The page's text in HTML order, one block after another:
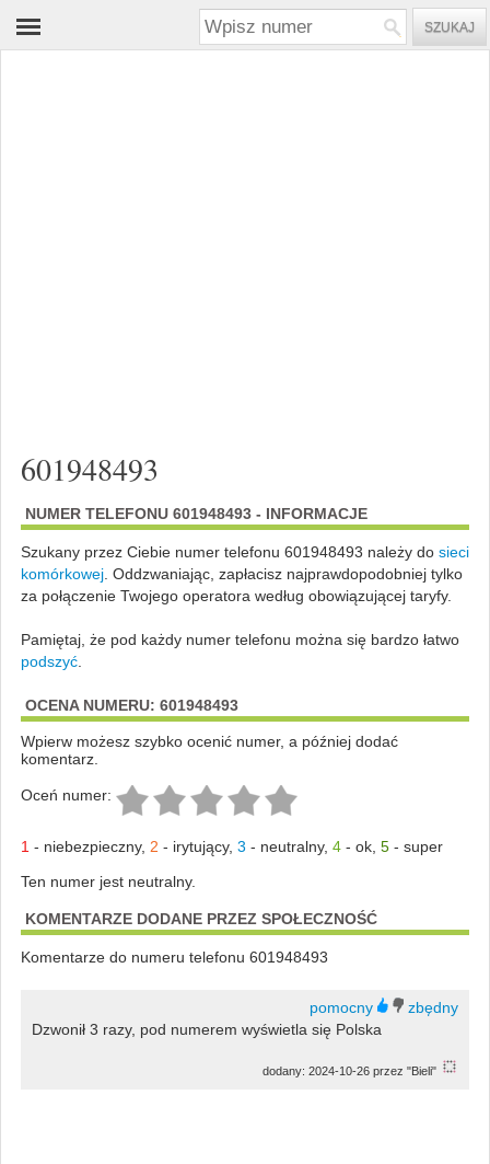
601948493
NUMER TELEFONU 601948493 - INFORMACJE
Szukany przez Ciebie numer telefonu 601948493 należy do sieci
komórkowej. Oddzwaniając, zapłacisz najprawdopodobniej tylko
za połączenie Twojego operatora według obowiązującej taryfy.
Pamiętaj, że pod każdy numer telefonu można się bardzo łatwo
podszyć.
OCENA NUMERU: 601948493
Wpierw możesz szybko ocenić numer, a później dodać
komentarz.
Oceń numer:
1 - niebezpieczny, 2 - irytujący, 3 - neutralny, 4- ok, 5- super
Ten numer jest neutralny.
KOMENTARZE DODANE PRZEZ SPOŁECZNOŚĆ
Komentarze do numeru telefonu 601948493
Dzwonił 3 razy, pod numerem wyświetla się Polska
dodany: 2024-10-26 przez "Bieli"